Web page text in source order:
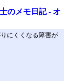
のメモ日記 - オ
にくくなる障害が